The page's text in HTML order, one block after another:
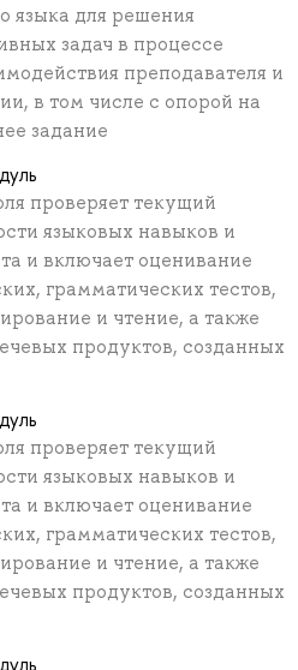
языка для решения
задач в процессе
преподавателя и
в том числе с опорой на
задание
проверяет текущий
языковых навыков и
и включает оценивание
грамматических тестов,
и чтение, а также
продуктов, созданных
проверяет текущий
языковых навыков и
и включает оценивание
грамматических тестов,
и чтение, а также
продуктов, созданных